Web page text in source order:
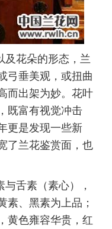
及花朵的形态，兰
弓垂美观，或扭曲
而出架为妙。花叶
既富有视觉冲击
更是发现一些新
了兰花鉴赏面，也
舌素（素心），
素、黑素为上品；
黄色雍容华贵，红